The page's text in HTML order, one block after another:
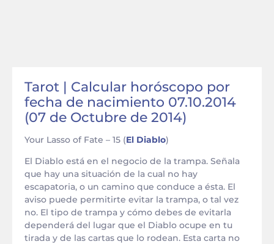
Tarot | Calcular horóscopo por
fecha de nacimiento 07.10.2014
(07 de Octubre de 2014)
Your Lasso of Fate – 15 (El Diablo)
El Diablo está en el negocio de la trampa. Señala
que hay una situación de la cual no hay
escapatoria, o un camino que conduce a ésta. El
aviso puede permitirte evitar la trampa, o tal vez
no. El tipo de trampa y cómo debes de evitarla
dependerá del lugar que el Diablo ocupe en tu
tirada y de las cartas que lo rodean. Esta carta no